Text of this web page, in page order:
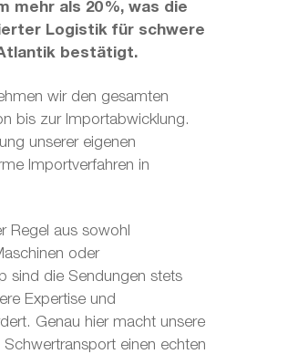
mehr als 20 %, was die
Logistik für schwere
bestätigt.
wir den gesamten
bis zur Importabwicklung.
unserer eigenen
Importverfahren in
Regel aus sowohl
oder
sind die Sendungen stets
Expertise und
Genau hier macht unsere
Schwertransport einen echten